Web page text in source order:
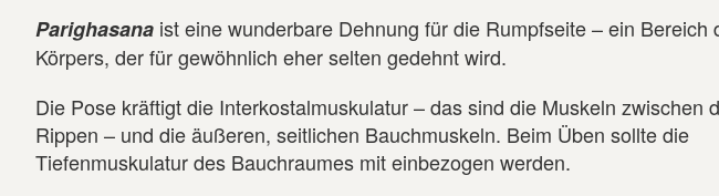
Parighasana ist eine wunderbare Dehnung für die Rumpfseite – ein Bereich
Körpers, der für gewöhnlich eher selten gedehnt wird.
Die Pose kräftigt die Interkostalmuskulatur – das sind die Muskeln zwischen
Rippen – und die äußeren, seitlichen Bauchmuskeln. Beim Üben sollte die
Tiefenmuskulatur des Bauchraumes mit einbezogen werden.